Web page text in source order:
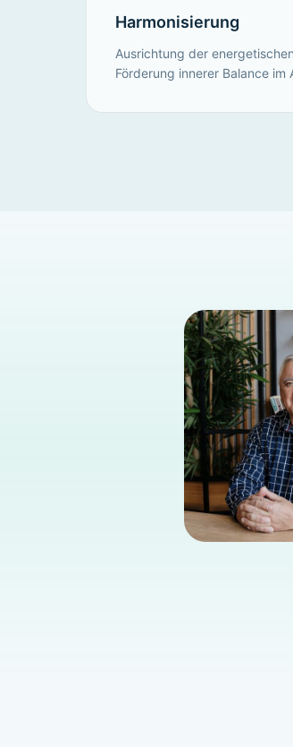
Harmonisierung
Ausrichtung der
Förderung innerer Balance im